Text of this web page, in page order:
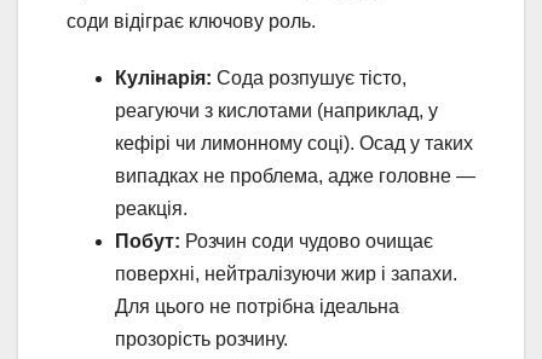
соди відіграє ключову роль.
Кулінарія: Сода розпушує тісто,
реагуючи з кислотами (наприклад, у
кефірі чи лимонному соці). Осад у таких
випадках не проблема, адже головне —
реакція.
Побут: Розчин соди чудово очищає
поверхні, нейтралізуючи жир і запахи.
Для цього не потрібна ідеальна
прозорість розчину.